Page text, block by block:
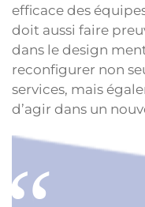
efficace des
doit aussi faire
dans le design
reconfigurer non
services, mais
d’agir dans un